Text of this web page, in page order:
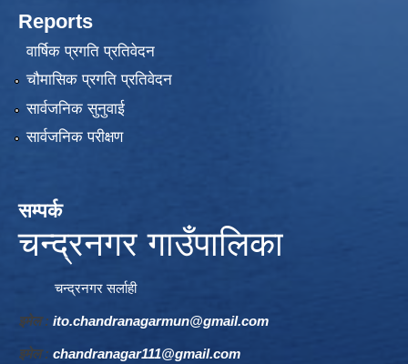
Reports
वार्षिक प्रगति प्रतिवेदन
चौमासिक प्रगति प्रतिवेदन
सार्वजनिक सुनुवाई
सार्वजनिक परीक्षण
सम्पर्क
चन्द्रनगर गाउँपालिका
चन्द्रनगर सर्लाही
इमेल : ito.chandranagarmun@gmail.com
इमेल : chandranagar111@gmail.com